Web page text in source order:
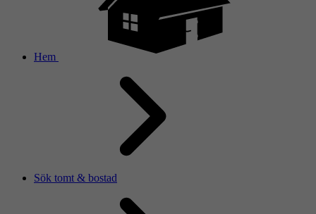
Hem
Sök tomt & bostad